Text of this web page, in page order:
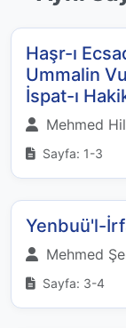
Haşr-ı
Ummalin
İspat-ı
Mehmed
Sayfa: 1-3
Yenbuü'l-
Mehmed
Sayfa: 3-4